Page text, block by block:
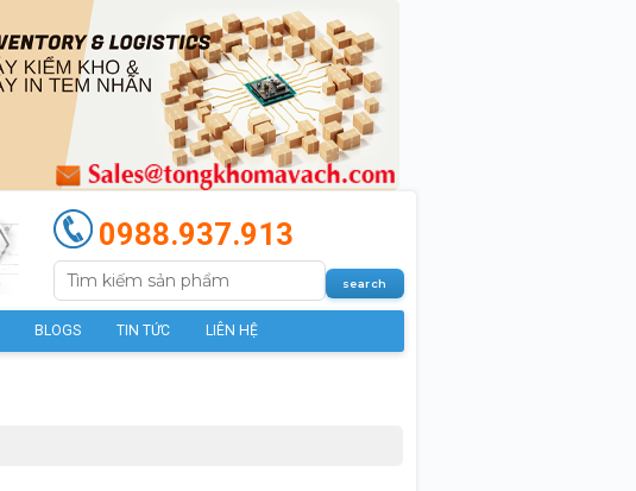
0988.937.913
BLOGS TIN TỨC LIÊN HỆ